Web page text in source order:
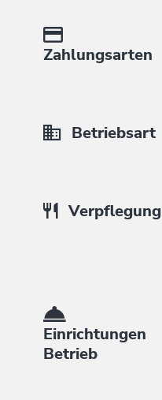
Zahlungsarten
Betriebsart
Verpflegung
Einrichtungen
Betrieb